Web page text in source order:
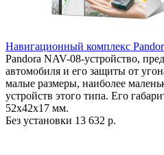
Навигационный комплекс
Pandora NAV-08-устройство,
автомобиля и его защиты от
малые размеры, наиболее
устройств этого типа. Его
52х42х17 мм.
Без установки 13 632 р.